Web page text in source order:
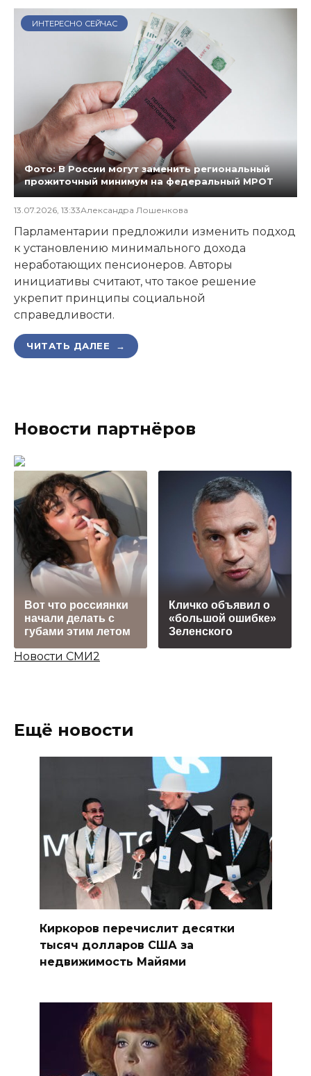
ИНТЕРЕСНО СЕЙЧАС
Фото: В России могут заменить региональный
прожиточный минимум на федеральный МРОТ
13.07.2026, 13:33Александра Лошенкова
Парламентарии предложили изменить подход
к установлению минимального дохода
неработающих пенсионеров. Авторы
инициативы считают, что такое решение
укрепит принципы социальной
справедливости.
ЧИТАТЬ ДАЛЕЕ →
Новости партнёров
Вот что россиянки
начали делать с
губами этим летом
Кличко объявил о
«большой ошибке»
Зеленского
Новости СМИ2
Ещё новости
Киркоров перечислит десятки
тысяч долларов США за
недвижимость Майями